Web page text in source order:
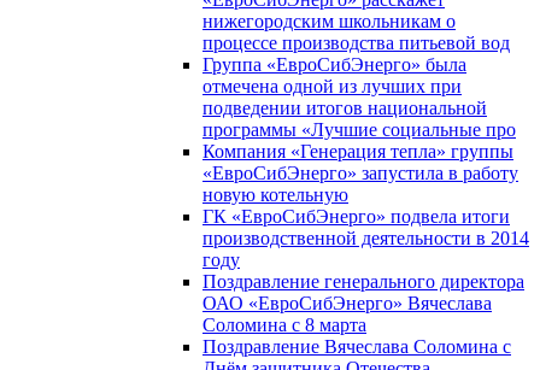
нижегородским школьникам о
процессе производства питьевой вод
Группа «ЕвроСибЭнерго» была
отмечена одной из лучших при
подведении итогов национальной
программы «Лучшие социальные про
Компания «Генерация тепла» группы
«ЕвроСибЭнерго» запустила в работу
новую котельную
ГК «ЕвроСибЭнерго» подвела итоги
производственной деятельности в 2014
году
Поздравление генерального директора
ОАО «ЕвроСибЭнерго» Вячеслава
Соломина с 8 марта
Поздравление Вячеслава Соломина с